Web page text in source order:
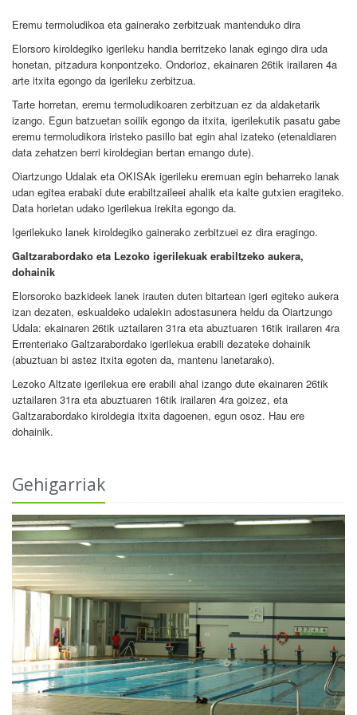
Eremu termoludikoa eta gainerako zerbitzuak mantenduko dira
Elorsoro kiroldegiko igerileku handia berritzeko lanak egingo dira uda
honetan, pitzadura konpontzeko. Ondorioz, ekainaren 26tik irailaren 4a
arte itxita egongo da igerileku zerbitzua.
Tarte horretan, eremu termoludikoaren zerbitzuan ez da aldaketarik
izango. Egun batzuetan soilik egongo da itxita, igerilekutik pasatu gabe
eremu termoludikora iristeko pasillo bat egin ahal izateko (etenaldiaren
data zehatzen berri kiroldegian bertan emango dute).
Oiartzungo Udalak eta OKISAk igerileku eremuan egin beharreko lanak
udan egitea erabaki dute erabiltzaileei ahalik eta kalte gutxien eragiteko.
Data horietan udako igerilekua irekita egongo da.
Igerilekuko lanek kiroldegiko gainerako zerbitzuei ez dira eragingo.
Galtzarabordako eta Lezoko igerilekuak erabiltzeko aukera,
dohainik
Elorsoroko bazkideek lanek irauten duten bitartean igeri egiteko aukera
izan dezaten, eskualdeko udalekin adostasunera heldu da Oiartzungo
Udala: ekainaren 26tik uztailaren 31ra eta abuztuaren 16tik irailaren 4ra
Errenteriako Galtzarabordako igerilekua erabili dezateke dohainik
(abuztuan bi astez itxita egoten da, mantenu lanetarako).
Lezoko Altzate igerilekua ere erabili ahal izango dute ekainaren 26tik
uztailaren 31ra eta abuztuaren 16tik irailaren 4ra goizez, eta
Galtzarabordako kiroldegia itxita dagoenen, egun osoz. Hau ere
dohainik.
Gehigarriak